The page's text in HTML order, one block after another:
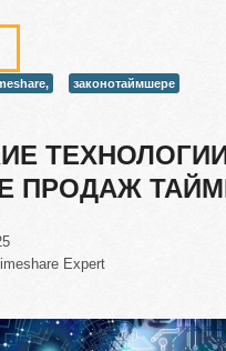
законотаймшере
ПРОДАЖ
Expert